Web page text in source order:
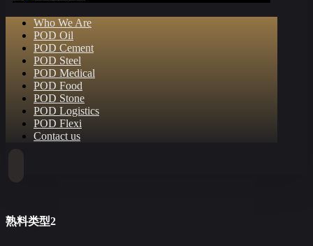
Who We Are
POD Oil
POD Cement
POD Steel
POD Medical
POD Food
POD Stone
POD Logistics
POD Flexi
Contact us
熟料类型2